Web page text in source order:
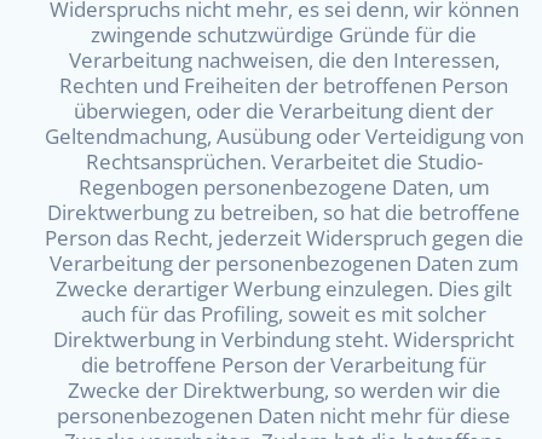
Widerspruchs nicht mehr, es sei denn, wir können
zwingende schutzwürdige Gründe für die
Verarbeitung nachweisen, die den Interessen,
Rechten und Freiheiten der betroffenen Person
überwiegen, oder die Verarbeitung dient der
Geltendmachung, Ausübung oder Verteidigung von
Rechtsansprüchen. Verarbeitet die Studio-
Regenbogen personenbezogene Daten, um
Direktwerbung zu betreiben, so hat die betroffene
Person das Recht, jederzeit Widerspruch gegen die
Verarbeitung der personenbezogenen Daten zum
Zwecke derartiger Werbung einzulegen. Dies gilt
auch für das Profiling, soweit es mit solcher
Direktwerbung in Verbindung steht. Widerspricht
die betroffene Person der Verarbeitung für
Zwecke der Direktwerbung, so werden wir die
personenbezogenen Daten nicht mehr für diese